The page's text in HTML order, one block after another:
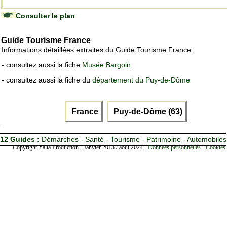
Consulter le plan
Guide Tourisme France
Informations détaillées extraites du Guide Tourisme France :
- consultez aussi la fiche Musée Bargoin
- consultez aussi la fiche du département du Puy-de-Dôme
France Puy-de-Dôme (63)
12 Guides : Démarches - Santé - Tourisme - Patrimoine - Automobiles
Copyright Yalta Production - Janvier 2013 / août 2024 -Données personnelles -